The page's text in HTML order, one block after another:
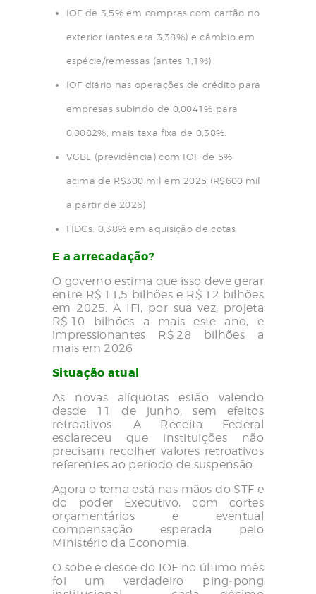
IOF de 3,5% em compras com cartão no
exterior (antes era 3,38%) e câmbio em
espécie/remessas (antes 1,1%)
IOF diário nas operações de crédito para
empresas subindo de 0,0041% para
0,0082%, mais taxa fixa de 0,38%.
VGBL (previdência) com IOF de 5%
acima de R$300 mil em 2025 (R$600 mil
a partir de 2026)
FIDCs: 0,38% em aquisição de cotas
E a arrecadação?
O governo estima que isso deve gerar
entre R$ 11,5 bilhões e R$ 12 bilhões
em 2025. A IFI, por sua vez, projeta
R$ 10 bilhões a mais este ano, e
impressionantes R$ 28 bilhões a
mais em 2026
Situação atual
As novas alíquotas estão valendo
desde 11 de junho, sem efeitos
retroativos. A Receita Federal
esclareceu que instituições não
precisam recolher valores retroativos
referentes ao período de suspensão.
Agora o tema está nas mãos do STF e
do poder Executivo, com cortes
orçamentários e eventual
compensação esperada pelo
Ministério da Economia.
O sobe e desce do IOF no último mês
foi um verdadeiro ping‑pong